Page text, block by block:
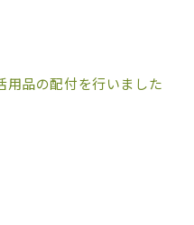
用品の配付を行いました